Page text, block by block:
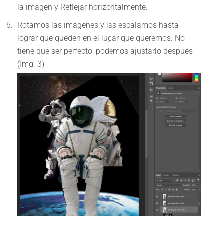
la imagen y Reflejar horizontalmente.
Rotamos las imágenes y las escalamos hasta
lograr que queden en el lugar que queremos. No
tiene que ser perfecto, podemos ajustarlo después
(Img. 3)